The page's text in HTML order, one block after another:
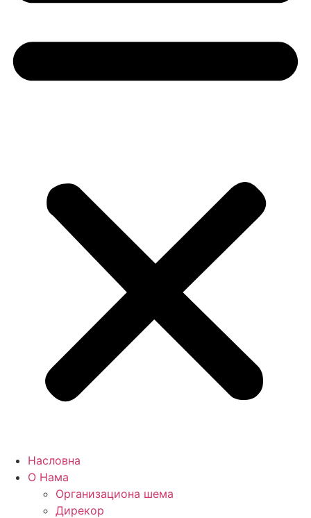
Насловна
О Нама
Организациона шема
Дирекор